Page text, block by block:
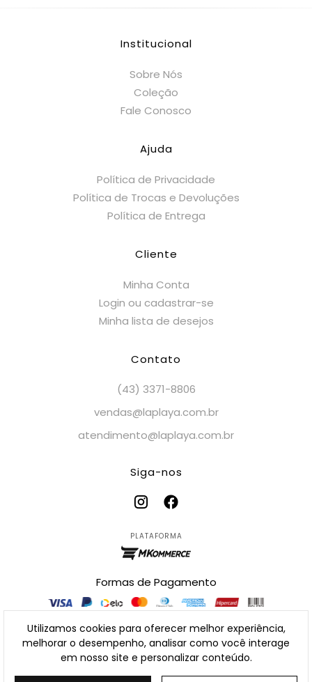
Institucional
Sobre Nós
Coleção
Fale Conosco
Ajuda
Política de Privacidade
Política de Trocas e Devoluções
Política de Entrega
Cliente
Minha Conta
Login ou cadastrar-se
Minha lista de desejos
Contato
(43) 3371-8806
vendas@laplaya.com.br
atendimento@laplaya.com.br
Siga-nos
PLATAFORMA
Formas de Pagamento
2026 - La Playa - CNPJ: 03.630.203/0001-50
Chepli Tanus Daher 475 - Jardim Acapulco - Londrina/
Utilizamos cookies para oferecer melhor experiência,
melhorar o desempenho, analisar como você interage
em nosso site e personalizar conteúdo.